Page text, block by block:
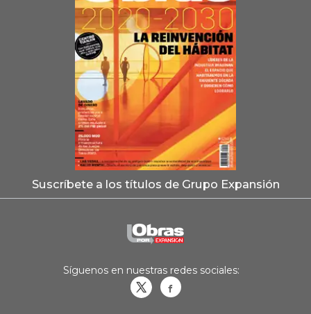
Suscríbete a los títulos de Grupo Expansión
Síguenos en nuestras redes sociales: